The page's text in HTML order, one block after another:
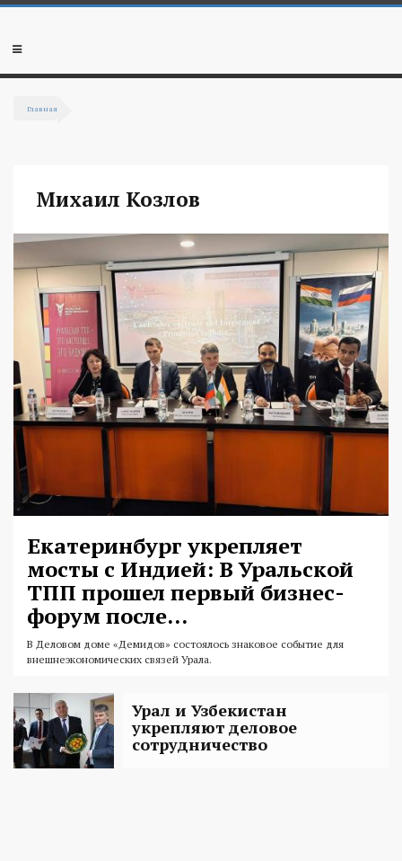
Перейти к основному содержанию
Мобильное
Главная
Михаил Козлов
Екатеринбург укрепляет
мосты с Индией: В Уральской
ТПП прошел первый бизнес-
форум после...
В Деловом доме «Демидов» состоялось знаковое событие для
внешнеэкономических связей Урала.
Урал и Узбекистан
укрепляют деловое
сотрудничество